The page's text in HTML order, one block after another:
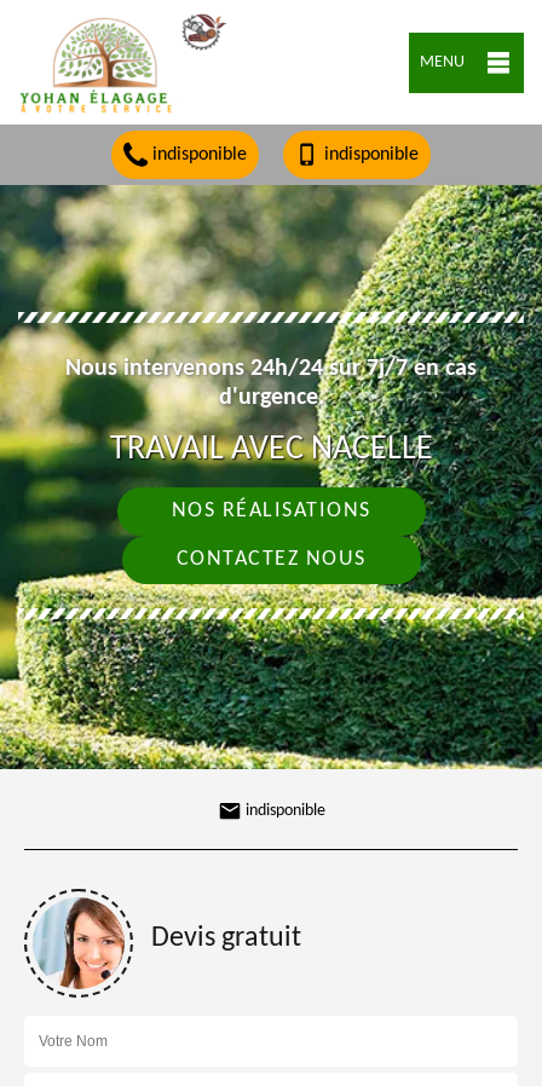
MENU
indisponible indisponible
Nous intervenons 24h/24 sur 7j/7 en cas
d'urgence.
TRAVAIL AVEC NACELLE
NOS RÉALISATIONS
CONTACTEZ NOUS
indisponible
Devis gratuit